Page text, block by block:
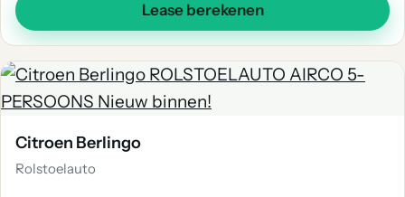
Lease berekenen
Citroen Berlingo
Rolstoelauto